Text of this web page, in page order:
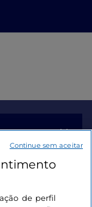
de perfil
Continue sem aceitar